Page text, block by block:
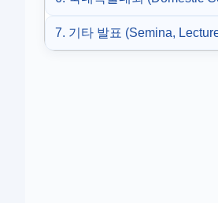
7. 기타 발표 (Semina,